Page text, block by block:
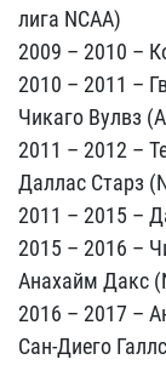
лига NCAA)
2009 – 2010 –
2010 – 2011 –
Чикаго Вулвз
2011 – 2012 –
Даллас Старз
2011 – 2015 –
2015 – 2016 –
Анахайм Дакс
2016 – 2017 –
Сан-Диего